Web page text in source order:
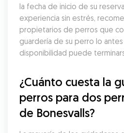
la fecha de inicio de su
experiencia sin estrés,
propietarios de perros que
guardería de su perro lo
disponibilidad puede
¿Cuánto cuesta la
perros para dos
de Bonesvalls?